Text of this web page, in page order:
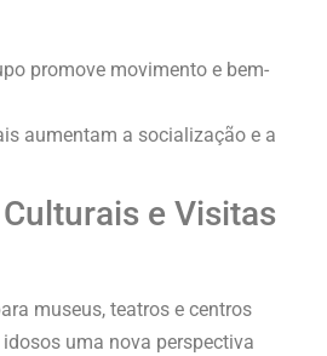
promove movimento e bem-
aumentam a socialização e a
e Visitas
museus, teatros e centros
uma nova perspectiva